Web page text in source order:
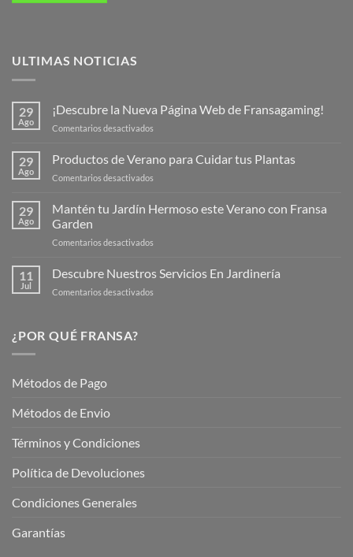
ULTIMAS NOTICIAS
29
Ago
¡Descubre la Nueva Página Web de Fransagaming!
Comentarios desactivados
Nueva
de
29
Ago
Productos de Verano para Cuidar tus Plantas
Comentarios desactivados
de
Verano
Plantas
29
Ago
Mantén tu Jardín Hermoso este Verano con Fransa
Garden
Comentarios desactivados
tu
Jardín
11
Jul
Descubre Nuestros Servicios En Jardinería
Comentarios desactivados
¿POR QUÉ FRANSA?
Métodos de Pago
Métodos de Envio
Términos y Condiciones
Política de Devoluciones
Condiciones Generales
Garantías